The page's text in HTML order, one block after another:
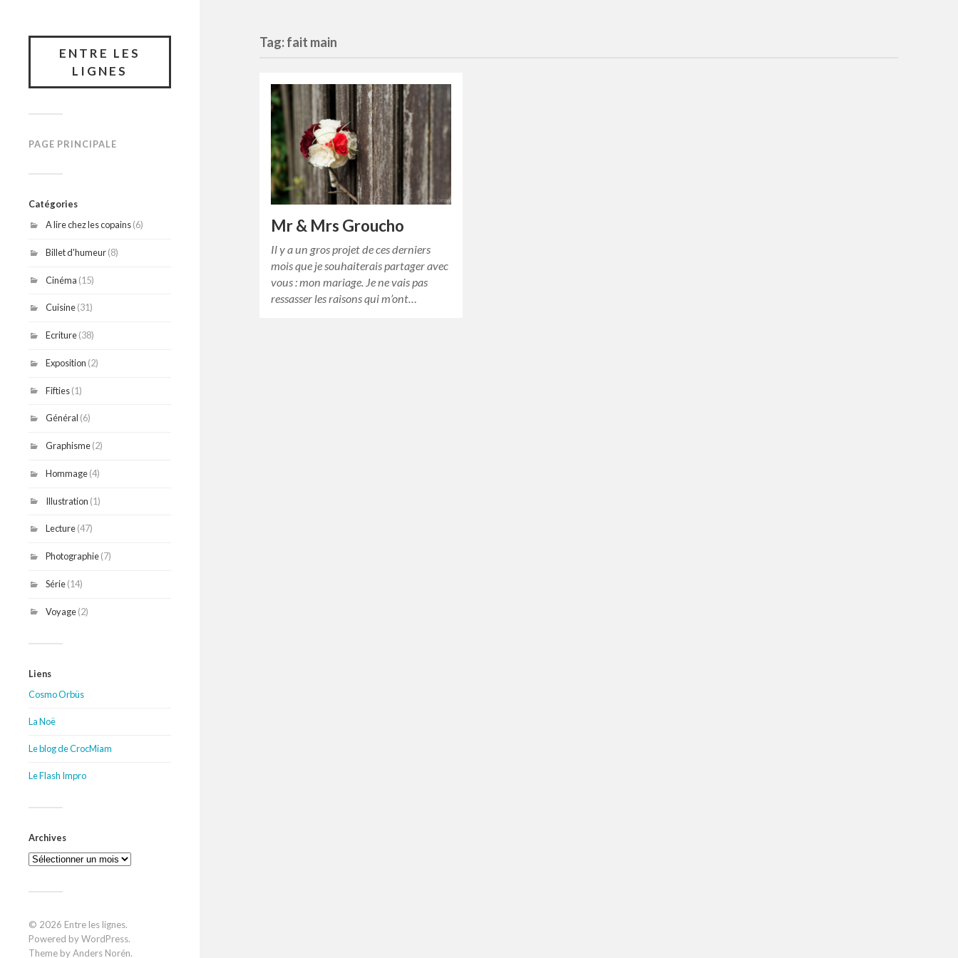
ENTRE LES
LIGNES
PAGE PRINCIPALE
Catégories
A lire chez les copains(6)
Billet d'humeur(8)
Cinéma (15)
Cuisine(31)
Ecriture(38)
Exposition (2)
Fifties(1)
Général (6)
Graphisme(2)
Hommage(4)
Illustration (1)
Lecture(47)
Photographie(7)
Série(14)
Voyage(2)
Liens
Cosmo Orbüs
La Noë
Le blog de CrocMiam
Le Flash Impro
Archives
Archives
© 2026 Entre les lignes.
Powered byWordPress.
Theme byAnders Norén.
Tag: fait main
Mr & Mrs Groucho
Il y a un gros projet de ces derniers
mois que je souhaiterais partager avec
vous : mon mariage. Je ne vais pas
ressasser les raisons qui m’ont…